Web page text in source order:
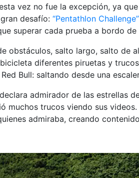
vez no fue la excepción, ya
desafío: “Pentathlon Challenge”
superar cada prueba a bordo de
obstáculos, salto largo, salto de
diferentes piruetas y
Bull: saltando desde una
admirador de las estrellas
muchos trucos viendo sus
admiraba, creando